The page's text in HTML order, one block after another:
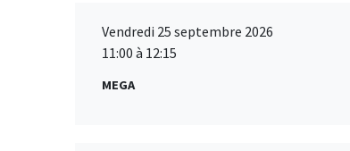
Vendredi 25 septembre 2026
11:00 à 12:15
MEGA